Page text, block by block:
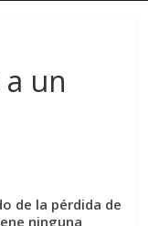
un
de la pérdida de
ninguna